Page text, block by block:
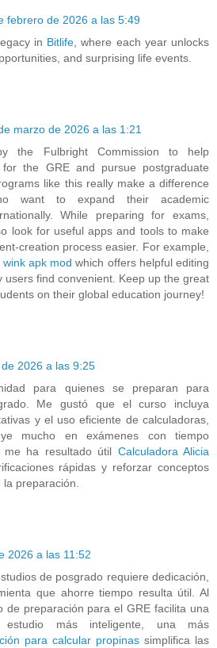
febrero de 2026 a las 5:49
in Bitlife, where each year unlocks
and surprising life events.
marzo de 2026 a las 1:21
the Fulbright Commission to help
the GRE and pursue postgraduate
like this really make a difference
want to expand their academic
While preparing for exams,
look for useful apps and tools to make
creation process easier. For example,
wink apk mod which offers helpful editing
users find convenient. Keep up the great
on their global education journey!
2026 a las 9:25
para quienes se preparan para
Me gustó que el curso incluya
y el uso eficiente de calculadoras,
mucho en exámenes con tiempo
me ha resultado útil Calculadora Alicia
rápidas y reforzar conceptos
la preparación.
2026 a las 11:52
de posgrado requiere dedicación,
que ahorre tiempo resulta útil. Al
de preparación para el GRE facilita una
estudio más inteligente, una más
para calcular propinas simplifica las